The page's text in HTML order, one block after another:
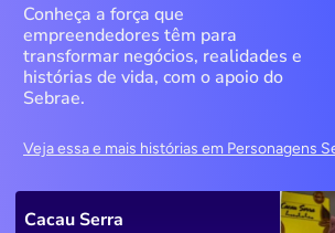
Conheça a força que
empreendedores têm para
transformar negócios, realidades e
histórias de vida, com o apoio do
Sebrae.
Veja essa e mais histórias em Personagens
Cacau Serra